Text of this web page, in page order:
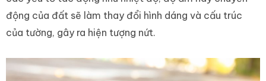
động của đất sẽ làm thay đổi hình dáng và cấu trúc
của tường, gây ra hiện tượng nứt.